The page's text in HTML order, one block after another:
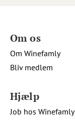
Om os
Om Winefamly
Bliv medlem
Hjælp
Job hos Winefamly